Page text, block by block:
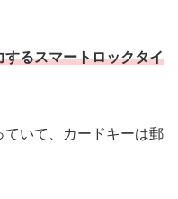
するスマートロックタイ
いて、カードキーは郵